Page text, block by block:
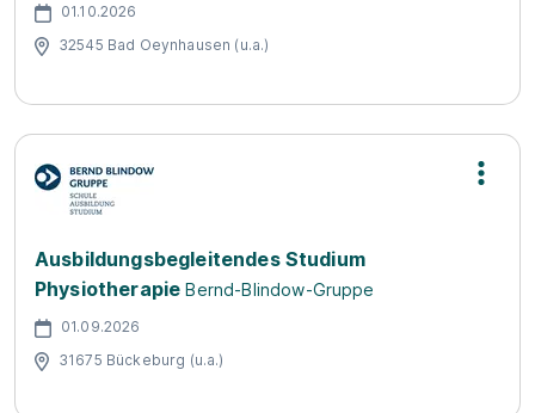
01.10.2026
32545 Bad Oeynhausen (u.a.)
Ausbildungsbegleitendes Studium
Physiotherapie Bernd-Blindow-Gruppe
01.09.2026
31675 Bückeburg (u.a.)